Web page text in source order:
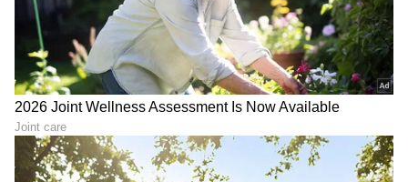
ಲೇಖನಗಳನ್ನು ಬರೆದಿದ್ದೇನೆ.ಪ್ರಸ್ತುತ ಸುವರ್ಣ ಡಿಜಿಟಲ್‌ ತಂಡದ
ಭಾಗವಾಗಿ ವೃತ್ತಿ ಜೀವನ ಮುಂದುವರಿಸುತ್ತಿದ್ದೇನೆ.